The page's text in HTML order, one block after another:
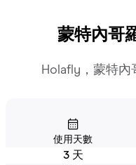
蒙特內哥
Holafly，蒙特內
使用天數
3 天